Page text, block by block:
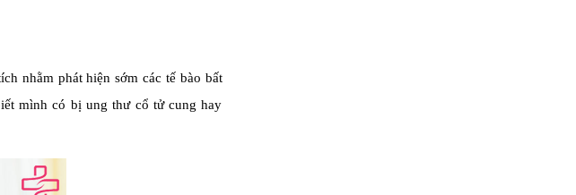
nhằm phát hiện sớm các tế bào bất
mình có bị ung thư cổ tử cung hay